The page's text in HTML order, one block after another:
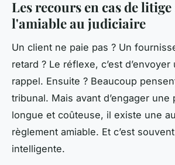
Les recours en cas de litige
l'amiable au judiciaire
Un client ne paie pas ? Un
retard ? Le réflexe, c’est
rappel. Ensuite ? Beaucoup
tribunal. Mais avant d’engager une
longue et coûteuse, il existe une
règlement amiable. Et c’est
intelligente.